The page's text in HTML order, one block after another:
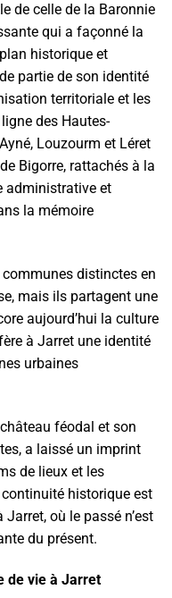
de celle de la Baronnie
qui a façonné la
historique et
partie de son identité
territoriale et les
des Hautes-
Louzourm et Léret
Bigorre, rattachés à la
administrative et
la mémoire
distinctes en
mais ils partagent une
aujourd’hui la culture
à Jarret une identité
urbaines
féodal et son
a laissé un imprint
de lieux et les
historique est
où le passé n’est
du présent.
de vie à Jarret